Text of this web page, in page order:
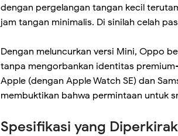
dengan pergelangan tangan kecil
jam tangan minimalis. Di sinilah celah
Dengan meluncurkan versi Mini, Oppo
tanpa mengorbankan identitas
Apple (dengan Apple Watch SE) dan
membuktikan bahwa permintaan untuk
Spesifikasi yang